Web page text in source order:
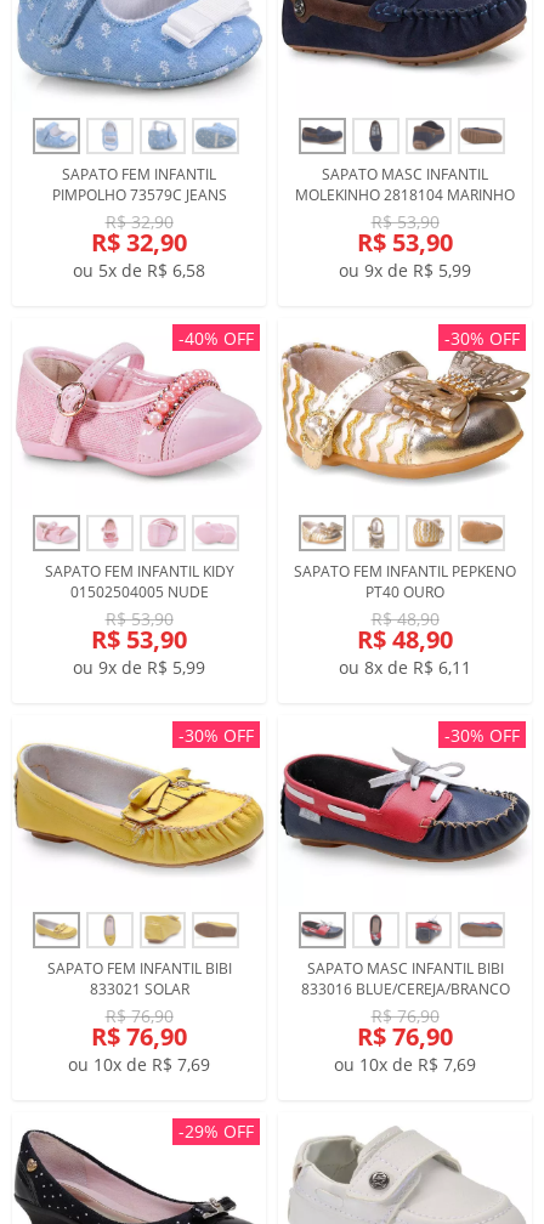
SAPATO FEM INFANTIL
PIMPOLHO 73579C JEANS
R$ 32,90
R$ 32,90
ou 5x de R$ 6,58
SAPATO MASC INFANTIL
MOLEKINHO 2818104 MARINHO
R$ 53,90
R$ 53,90
ou 9x de R$ 5,99
-40% OFF
SAPATO FEM INFANTIL KIDY
01502504005 NUDE
R$ 53,90
R$ 53,90
ou 9x de R$ 5,99
-30% OFF
SAPATO FEM INFANTIL PEPKENO
PT40 OURO
R$ 48,90
R$ 48,90
ou 8x de R$ 6,11
-30% OFF
SAPATO FEM INFANTIL BIBI
833021 SOLAR
R$ 76,90
R$ 76,90
ou 10x de R$ 7,69
-30% OFF
SAPATO MASC INFANTIL BIBI
833016 BLUE/CEREJA/BRANCO
R$ 76,90
R$ 76,90
ou 10x de R$ 7,69
-29% OFF